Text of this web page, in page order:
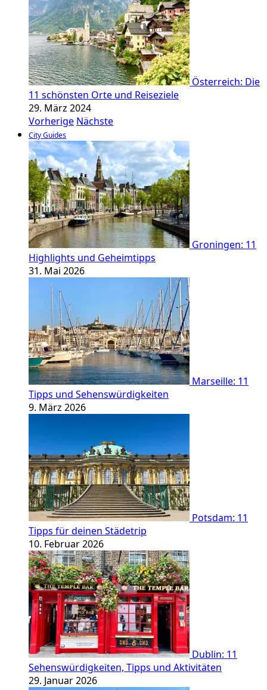
Österreich: Die
11 schönsten Orte und Reiseziele
29. März 2024
Vorherige Nächste
City Guides
Groningen: 11
Highlights und Geheimtipps
31. Mai 2026
Marseille: 11
Tipps und Sehenswürdigkeiten
9. März 2026
Potsdam: 11
Tipps für deinen Städetrip
10. Februar 2026
Dublin: 11
Sehenswürdigkeiten, Tipps und Aktivitäten
29. Januar 2026